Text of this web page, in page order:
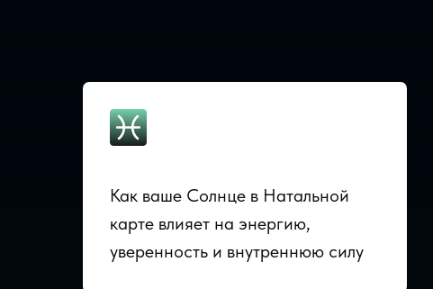
Как ваше Солнце в Натальной
карте влияет на энергию,
уверенность и внутреннюю силу